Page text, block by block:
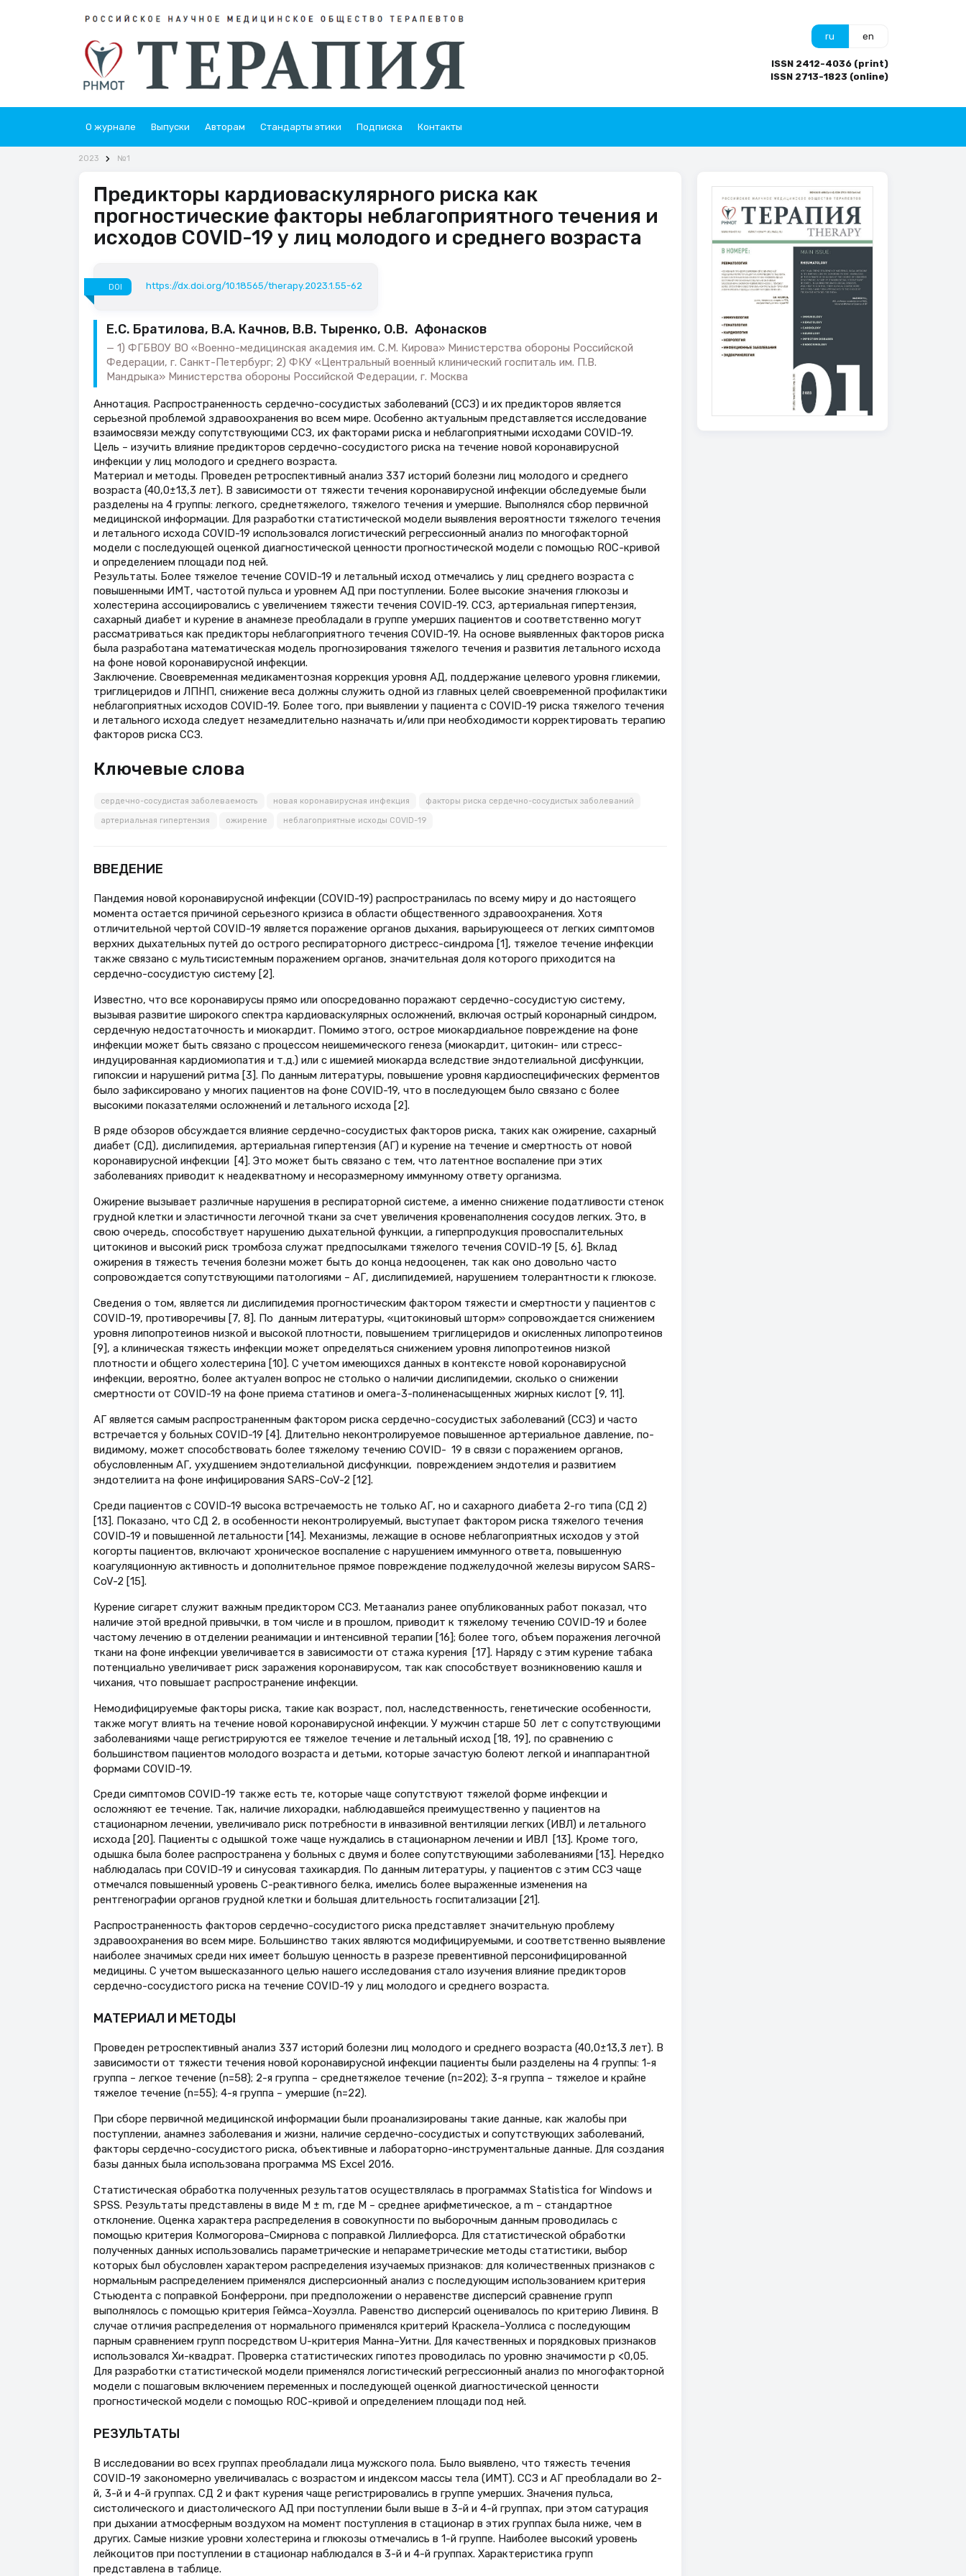
ru en
ISSN 2412-4036 (print)
ISSN 2713-1823 (online)
О журнале Выпуски Авторам Стандарты этики Подписка Контакты
2023 №1
Предикторы кардиоваскулярного риска как
прогностические факторы неблагоприятного течения и
исходов COVID-19 у лиц молодого и среднего возраста
DOI https://dx.doi.org/10.18565/therapy.2023.1.55-62
Е.С. Братилова, В.А. Качнов, В.В. Тыренко, О.В. Афонасков
1) ФГБВОУ ВО «Военно-медицинская академия им. С.М. Кирова» Министерства обороны Российской
Федерации, г. Санкт-Петербург; 2) ФКУ «Центральный военный клинический госпиталь им. П.В.
Мандрыка» Министерства обороны Российской Федерации, г. Москва
Аннотация. Распространенность сердечно-сосудистых заболеваний (ССЗ) и их предикторов является
серьезной проблемой здравоохранения во всем мире. Особенно актуальным представляется исследование
взаимосвязи между сопутствующими ССЗ, их факторами риска и неблагоприятными исходами COVID-19.
Цель – изучить влияние предикторов сердечно-сосудистого риска на течение новой коронавирусной
инфекции у лиц молодого и среднего возраста.
Материал и методы. Проведен ретроспективный анализ 337 историй болезни лиц молодого и среднего
возраста (40,0±13,3 лет). В зависимости от тяжести течения коронавирусной инфекции обследуемые были
разделены на 4 группы: легкого, среднетяжелого, тяжелого течения и умершие. Выполнялся сбор первичной
медицинской информации. Для разработки статистической модели выявления вероятности тяжелого течения
и летального исхода COVID-19 использовался логистический регрессионный анализ по многофакторной
модели с последующей оценкой диагностической ценности прогностической модели с помощью ROC-кривой
и определением площади под ней.
Результаты. Более тяжелое течение COVID-19 и летальный исход отмечались у лиц среднего возраста с
повышенными ИМТ, частотой пульса и уровнем АД при поступлении. Более высокие значения глюкозы и
холестерина ассоциировались с увеличением тяжести течения COVID-19. ССЗ, артериальная гипертензия,
сахарный диабет и курение в анамнезе преобладали в группе умерших пациентов и соответственно могут
рассматриваться как предикторы неблагоприятного течения COVID-19. На основе выявленных факторов риска
была разработана математическая модель прогнозирования тяжелого течения и развития летального исхода
на фоне новой коронавирусной инфекции.
Заключение. Своевременная медикаментозная коррекция уровня АД, поддержание целевого уровня гликемии,
триглицеридов и ЛПНП, снижение веса должны служить одной из главных целей своевременной профилактики
неблагоприятных исходов COVID-19. Более того, при выявлении у пациента с COVID-19 риска тяжелого течения
и летального исхода следует незамедлительно назначать и/или при необходимости корректировать терапию
факторов риска ССЗ.
Ключевые слова
сердечно-сосудистая заболеваемость новая коронавирусная инфекция факторы риска сердечно-сосудистых заболеваний
артериальная гипертензия ожирение неблагоприятные исходы COVID-19
ВВЕДЕНИЕ
Пандемия новой коронавирусной инфекции (COVID-19) распространилась по всему миру и до настоящего
момента остается причиной серьезного кризиса в области общественного здравоохранения. Хотя
отличительной чертой COVID-19 является поражение органов дыхания, варьирующееся от легких симптомов
верхних дыхательных путей до острого респираторного дистресс-синдрома [1], тяжелое течение инфекции
также связано с мультисистемным поражением органов, значительная доля которого приходится на
сердечно-сосудистую систему [2].
Известно, что все коронавирусы прямо или опосредованно поражают сердечно-сосудистую систему,
вызывая развитие широкого спектра кардиоваскулярных осложнений, включая острый коронарный синдром,
сердечную недостаточность и миокардит. Помимо этого, острое миокардиальное повреждение на фоне
инфекции может быть связано с процессом неишемического генеза (миокардит, цитокин- или стресс-
индуцированная кардиомиопатия и т.д.) или с ишемией миокарда вследствие эндотелиальной дисфункции,
гипоксии и нарушений ритма [3]. По данным литературы, повышение уровня кардиоспецифических ферментов
было зафиксировано у многих пациентов на фоне COVID-19, что в последующем было связано с более
высокими показателями осложнений и летального исхода [2].
В ряде обзоров обсуждается влияние сердечно-сосудистых факторов риска, таких как ожирение, сахарный
диабет (CД), дислипидемия, артериальная гипертензия (АГ) и курение на течение и смертность от новой
коронавирусной инфекции [4]. Это может быть связано с тем, что латентное воспаление при этих
заболеваниях приводит к неадекватному и несоразмерному иммунному ответу организма.
Ожирение вызывает различные нарушения в респираторной системе, а именно снижение податливости стенок
грудной клетки и эластичности легочной ткани за счет увеличения кровенаполнения сосудов легких. Это, в
свою очередь, способствует нарушению дыхательной функции, а гиперпродукция провоспалительных
цитокинов и высокий риск тромбоза служат предпосылками тяжелого течения COVID-19 [5, 6]. Вклад
ожирения в тяжесть течения болезни может быть до конца недооценен, так как оно довольно часто
сопровождается сопутствующими патологиями – АГ, дислипидемией, нарушением толерантности к глюкозе.
Сведения о том, является ли дислипидемия прогностическим фактором тяжести и смертности у пациентов с
COVID-19, противоречивы [7, 8]. По данным литературы, «цитокиновый шторм» сопровождается снижением
уровня липопротеинов низкой и высокой плотности, повышением триглицеридов и окисленных липопротеинов
[9], а клиническая тяжесть инфекции может определяться снижением уровня липопротеинов низкой
плотности и общего холестерина [10]. С учетом имеющихся данных в контексте новой коронавирусной
инфекции, вероятно, более актуален вопрос не столько о наличии дислипидемии, сколько о снижении
смертности от COVID-19 на фоне приема статинов и омега-3-полиненасыщенных жирных кислот [9, 11].
АГ является самым распространенным фактором риска сердечно-сосудистых заболеваний (ССЗ) и часто
встречается у больных COVID-19 [4]. Длительно неконтролируемое повышенное артериальное давление, по-
видимому, может способствовать более тяжелому течению COVID- 19 в связи с поражением органов,
обусловленным АГ, ухудшением эндотелиальной дисфункции, повреждением эндотелия и развитием
эндотелиита на фоне инфицирования SARS-CoV-2 [12].
Среди пациентов с COVID-19 высока встречаемость не только АГ, но и сахарного диабета 2-го типа (СД 2)
[13]. Показано, что СД 2, в особенности неконтролируемый, выступает фактором риска тяжелого течения
COVID-19 и повышенной летальности [14]. Механизмы, лежащие в основе неблагоприятных исходов у этой
когорты пациентов, включают хроническое воспаление с нарушением иммунного ответа, повышенную
коагуляционную активность и дополнительное прямое повреждение поджелудочной железы вирусом SARS-
CoV-2 [15].
Курение сигарет служит важным предиктором ССЗ. Метаанализ ранее опубликованных работ показал, что
наличие этой вредной привычки, в том числе и в прошлом, приводит к тяжелому течению COVID-19 и более
частому лечению в отделении реанимации и интенсивной терапии [16]; более того, объем поражения легочной
ткани на фоне инфекции увеличивается в зависимости от стажа курения [17]. Наряду с этим курение табака
потенциально увеличивает риск заражения коронавирусом, так как способствует возникновению кашля и
чихания, что повышает распространение инфекции.
Немодифицируемые факторы риска, такие как возраст, пол, наследственность, генетические особенности,
также могут влиять на течение новой коронавирусной инфекции. У мужчин старше 50 лет с сопутствующими
заболеваниями чаще регистрируются ее тяжелое течение и летальный исход [18, 19], по сравнению с
большинством пациентов молодого возраста и детьми, которые зачастую болеют легкой и инаппарантной
формами COVID-19.
Среди симптомов COVID-19 также есть те, которые чаще сопутствуют тяжелой форме инфекции и
осложняют ее течение. Так, наличие лихорадки, наблюдавшейся преимущественно у пациентов на
стационарном лечении, увеличивало риск потребности в инвазивной вентиляции легких (ИВЛ) и летального
исхода [20]. Пациенты с одышкой тоже чаще нуждались в стационарном лечении и ИВЛ [13]. Кроме того,
одышка была более распространена у больных с двумя и более сопутствующими заболеваниями [13]. Нередко
наблюдалась при COVID-19 и синусовая тахикардия. По данным литературы, у пациентов с этим ССЗ чаще
отмечался повышенный уровень С-реактивного белка, имелись более выраженные изменения на
рентгенографии органов грудной клетки и большая длительность госпитализации [21].
Распространенность факторов сердечно-сосудистого риска представляет значительную проблему
здравоохранения во всем мире. Большинство таких являются модифицируемыми, и соответственно выявление
наиболее значимых среди них имеет большую ценность в разрезе превентивной персонифицированной
медицины. С учетом вышесказанного целью нашего исследования стало изучения влияние предикторов
сердечно-сосудистого риска на течение COVID-19 у лиц молодого и среднего возраста.
МАТЕРИАЛ И МЕТОДЫ
Проведен ретроспективный анализ 337 историй болезни лиц молодого и среднего возраста (40,0±13,3 лет). В
зависимости от тяжести течения новой коронавирусной инфекции пациенты были разделены на 4 группы: 1-я
группа – легкое течение (n=58); 2-я группа – среднетяжелое течение (n=202); 3-я группа – тяжелое и крайне
тяжелое течение (n=55); 4-я группа – умершие (n=22).
При сборе первичной медицинской информации были проанализированы такие данные, как жалобы при
поступлении, анамнез заболевания и жизни, наличие сердечно-сосудистых и сопутствующих заболеваний,
факторы сердечно-сосудистого риска, объективные и лабораторно-инструментальные данные. Для создания
базы данных была использована программа MS Excel 2016.
Статистическая обработка полученных результатов осуществлялась в программах Statistica for Windows и
SPSS. Результаты представлены в виде M ± m, где M – среднее арифметическое, а m – стандартное
отклонение. Оценка характера распределения в совокупности по выборочным данным проводилась с
помощью критерия Колмогорова–Смирнова с поправкой Лиллиефорса. Для статистической обработки
полученных данных использовались параметрические и непараметрические методы статистики, выбор
которых был обусловлен характером распределения изучаемых признаков: для количественных признаков с
нормальным распределением применялся дисперсионный анализ с последующим использованием критерия
Стьюдента с поправкой Бонферрони, при предположении о неравенстве дисперсий сравнение групп
выполнялось с помощью критерия Геймса–Хоуэлла. Равенство дисперсий оценивалось по критерию Ливиня. В
случае отличия распределения от нормального применялся критерий Краскела–Уоллиса с последующим
парным сравнением групп посредством U-критерия Манна–Уитни. Для качественных и порядковых признаков
использовался Хи-квадрат. Проверка статистических гипотез проводилась по уровню значимости р <0,05.
Для разработки статистической модели применялся логистический регрессионный анализ по многофакторной
модели с пошаговым включением переменных и последующей оценкой диагностической ценности
прогностической модели с помощью ROC-кривой и определением площади под ней.
РЕЗУЛЬТАТЫ
В исследовании во всех группах преобладали лица мужского пола. Было выявлено, что тяжесть течения
COVID-19 закономерно увеличивалась с возрастом и индексом массы тела (ИМТ). ССЗ и АГ преобладали во 2-
й, 3-й и 4-й группах. СД 2 и факт курения чаще регистрировались в группе умерших. Значения пульса,
систолического и диастолического АД при поступлении были выше в 3-й и 4-й группах, при этом сатурация
при дыхании атмосферным воздухом на момент поступления в стационар в этих группах была ниже, чем в
других. Самые низкие уровни холестерина и глюкозы отмечались в 1-й группе. Наиболее высокий уровень
лейкоцитов при поступлении в стационар наблюдался в 3-й и 4-й группах. Характеристика групп
представлена в таблице.